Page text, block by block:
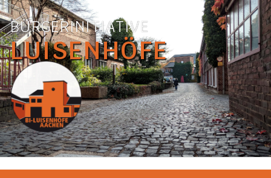
BÜRGERINITIATIVE
LUISENHÖFE